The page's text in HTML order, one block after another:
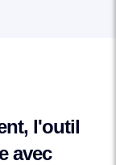
l'outil
avec